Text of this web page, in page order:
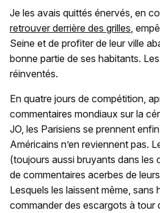
Je les avais quittés énervés, en
retrouver derrière des grilles,
Seine et de profiter de leur ville
bonne partie de ses habitants.
réinventés.
En quatre jours de compétition,
commentaires mondiaux sur la
JO, les Parisiens se prennent
Américains n’en reviennent pas.
(toujours aussi bruyants dans les
de commentaires acerbes de
Lesquels les laissent même, sans
commander des escargots à tour